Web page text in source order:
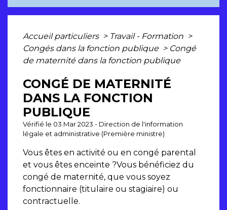
Accueil particuliers > Travail - Formation >
Congés dans la fonction publique > Congé
de maternité dans la fonction publique
CONGÉ DE MATERNITÉ
DANS LA FONCTION
PUBLIQUE
Vérifié le 03 Mar 2023 - Direction de l'information
légale et administrative (Première ministre)
Vous êtes en activité ou en congé parental
et vous êtes enceinte ?Vous bénéficiez du
congé de maternité, que vous soyez
fonctionnaire (titulaire ou stagiaire) ou
contractuelle.